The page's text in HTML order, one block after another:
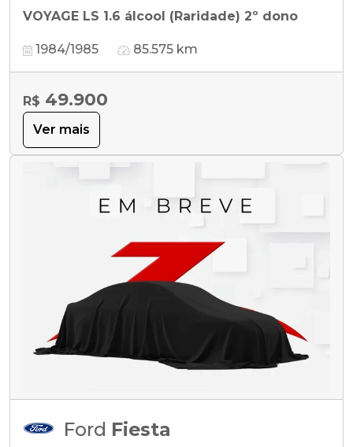
VOYAGE LS 1.6 álcool (Raridade) 2º dono
1984/1985 85.575 km
R$ 49.900
Ver mais
Ford Fiesta